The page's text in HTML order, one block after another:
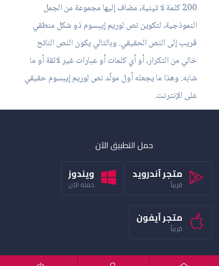
200 كلمة لا تينية، مضاف إليها مجموعة من الجمل
النموذجية، لتكوين نص لوريم إيبسوم ذو شكل منطقي
قريب إلى النص الحقيقي. وبالتالي يكون النص الناتح
خالي من التكرار، أو أي كلمات أو عبارات غير لائقة أو ما
شابه. وهذا ما يجعله أول مولّد نص لوريم إيبسوم حقيقي
على الإنترنت.
حمل التطبيق الآن
متجر آندرويد
قريباً
ويندوز
حمله الآن
متجر آيفون
قريباً